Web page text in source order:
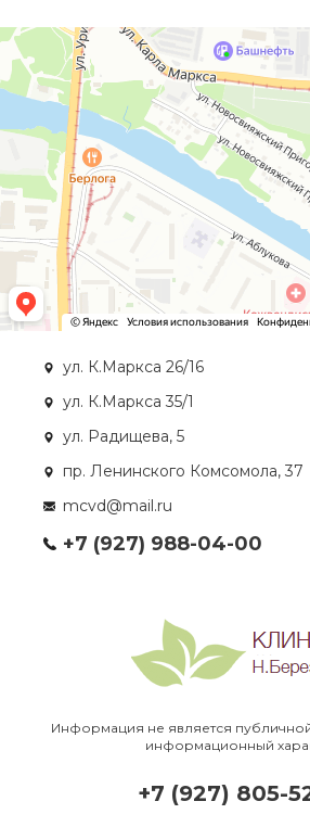
ул. К.Маркса 26/16
ул. К.Маркса 35/1
ул. Радищева, 5
пр. Ленинского Комсомола, 37
mcvd@mail.ru
+7 (927) 988-04-00
Информация не является
информационный
+7 (927) 805-